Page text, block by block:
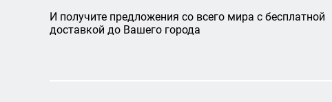
И получите предложения со всего мира с бесплатной
доставкой до Вашего города